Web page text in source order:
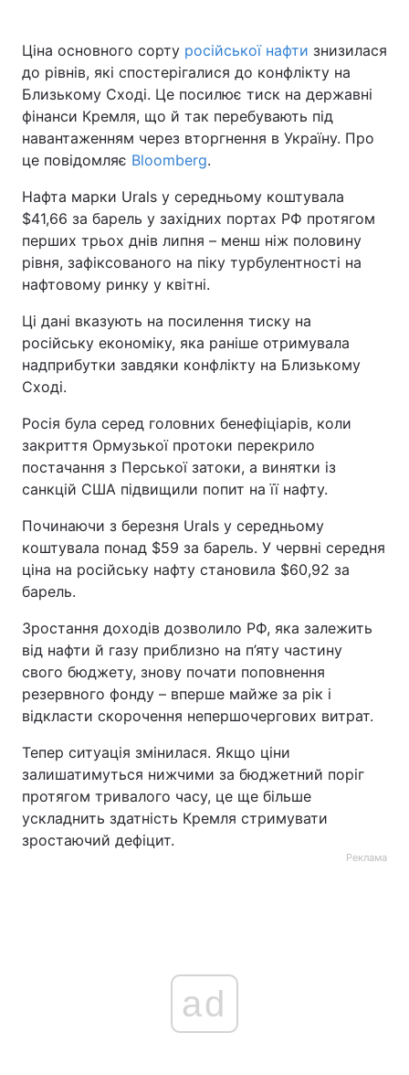
Ціна основного сорту російської нафти знизилася
до рівнів, які спостерігалися до конфлікту на
Близькому Сході. Це посилює тиск на державні
фінанси Кремля, що й так перебувають під
навантаженням через вторгнення в Україну. Про
це повідомляє Bloomberg.
Нафта марки Urals у середньому коштувала
$41,66 за барель у західних портах РФ протягом
перших трьох днів липня – менш ніж половину
рівня, зафіксованого на піку турбулентності на
нафтовому ринку у квітні.
Ці дані вказують на посилення тиску на
російську економіку, яка раніше отримувала
надприбутки завдяки конфлікту на Близькому
Сході.
Росія була серед головних бенефіціарів, коли
закриття Ормузької протоки перекрило
постачання з Перської затоки, а винятки із
санкцій США підвищили попит на її нафту.
Починаючи з березня Urals у середньому
коштувала понад $59 за барель. У червні середня
ціна на російську нафту становила $60,92 за
барель.
Зростання доходів дозволило РФ, яка залежить
від нафти й газу приблизно на п’яту частину
свого бюджету, знову почати поповнення
резервного фонду – вперше майже за рік і
відкласти скорочення непершочергових витрат.
Тепер ситуація змінилася. Якщо ціни
залишатимуться нижчими за бюджетний поріг
протягом тривалого часу, це ще більше
ускладнить здатність Кремля стримувати
зростаючий дефіцит.
Реклама
ad